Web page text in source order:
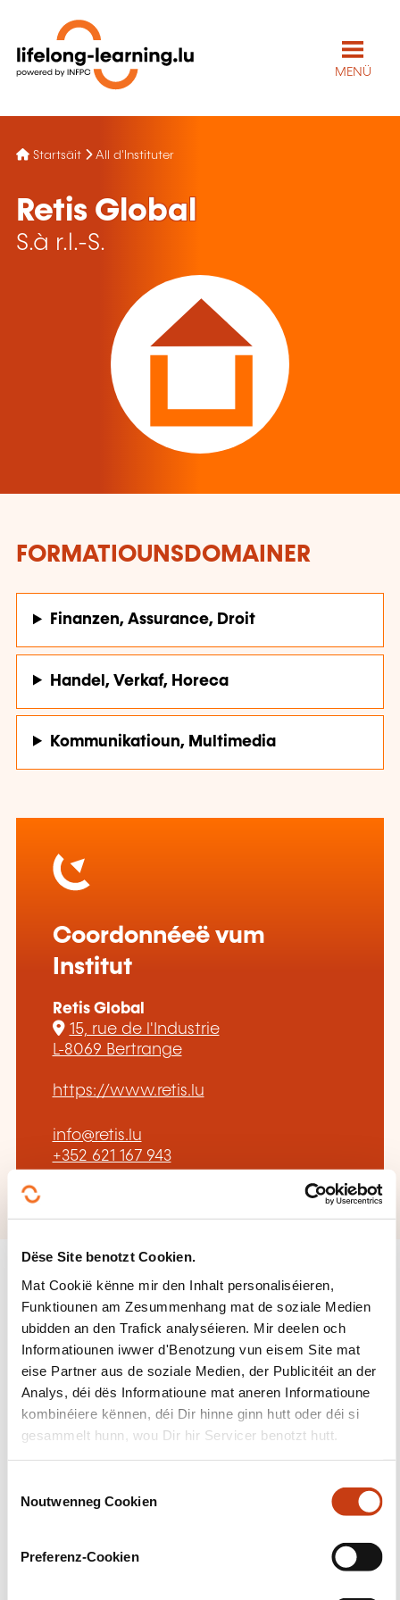
Dëse Site benotzt Cookien.
Mat Cookië kënne mir den Inhalt personaliséieren,
Funktiounen am Zesummenhang mat de soziale Medien
ubidden an den Trafick analyséieren. Mir deelen och
Informatiounen iwwer d'Benotzung vun eisem Site mat
eise Partner aus de soziale Medien, der Publicitéit an der
Analys, déi dës Informatioune mat aneren Informatioune
kombinéiere kënnen, déi Dir hinne ginn hutt oder déi si
gesammelt hunn, wou Dir hir Servicer benotzt hutt.
Noutwenneg Cookien
Preferenz-Cookien
MENÜ
Startsäit All d'Instituter
Retis Global
S.à r.l.-S.
FORMATIOUNSDOMAINER
Finanzen, Assurance, Droit
Handel, Verkaf, Horeca
Kommunikatioun, Multimedia
Coordonnéeë vum
Institut
Retis Global
15, rue de l'Industrie
L-8069 Bertrange
https://www.retis.lu
info@retis.lu
+352 621 167 943
Suivéiert eis!
Facebook
TwitterLinkedInYouTube